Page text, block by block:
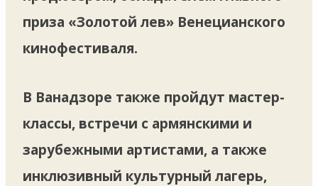
приза «Золотой лев» Венецианского
кинофестиваля.
В Ванадзоре также пройдут мастер-
классы, встречи с армянскими и
зарубежными артистами, а также
инклюзивный культурный лагерь,